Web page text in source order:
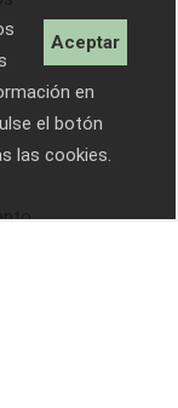
Aceptar
en
el botón
las cookies.